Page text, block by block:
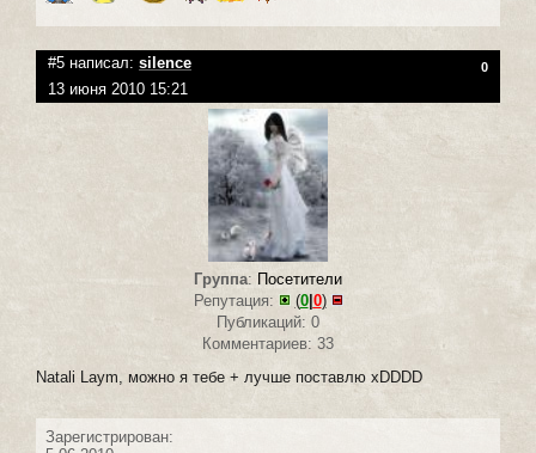
#5 написал: silence 0
13 июня 2010 15:21
Группа: Посетители
Репутация:
(0| 0)
Публикаций: 0
Комментариев: 33
Natali Laym, можно я тебе + лучше поставлю xDDDD
Зарегистрирован: